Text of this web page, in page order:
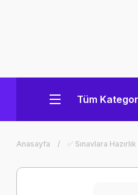
Tüm
Anasayfa ✅ Sınavlara Hazırlık